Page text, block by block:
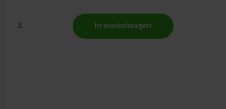
In winkelwagen